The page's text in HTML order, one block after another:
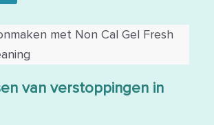
van verstoppingen in